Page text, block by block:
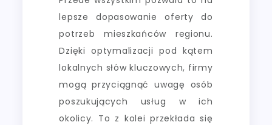
lepsze dopasowanie oferty do
potrzeb mieszkańców regionu.
Dzięki optymalizacji pod kątem
lokalnych słów kluczowych, firmy
mogą przyciągnąć uwagę osób
poszukujących usług w ich
okolicy. To z kolei przekłada się